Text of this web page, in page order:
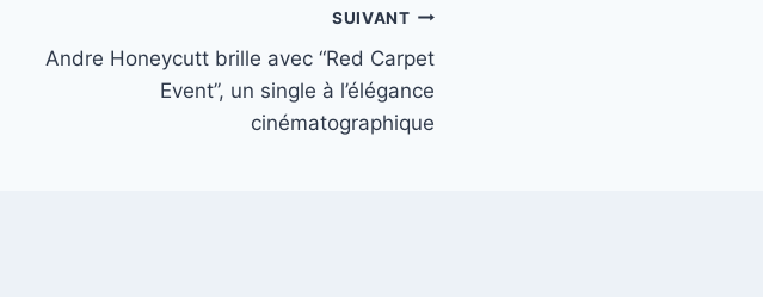
SUIVANT
Andre Honeycutt brille avec “Red Carpet
Event”, un single à l’élégance
cinématographique